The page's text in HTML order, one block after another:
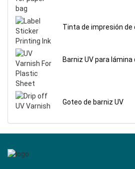
Tinta de impresión
Barniz UV para
Goteo de barniz UV